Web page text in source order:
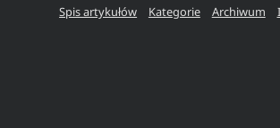
Spis artykułów
Kategorie Archiwum